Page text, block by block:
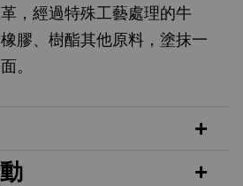
，經過特殊工藝處理的牛
膠、樹酯其他原料，塗抹一
。